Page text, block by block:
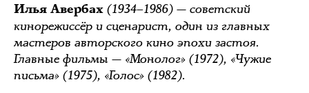
Илья Авербах (1934–1986) — советский
кинорежиссёр и сценарист, один из главных
мастеров авторского кино эпохи застоя.
Главные фильмы — «Монолог» (1972), «Чужие
письма» (1975), «Голос» (1982).